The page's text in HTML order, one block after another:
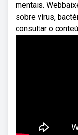
mentais.
sobre vírus,
consultar o